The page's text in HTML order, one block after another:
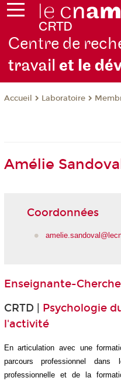
Centre de
travailet le
Accueil Laboratoire
Amélie Sandoval
Coordonnées
Enseignante-
CRTD | Psychologie
l'activité
En articulation avec une
parcours professionnel
professionnelle et de la